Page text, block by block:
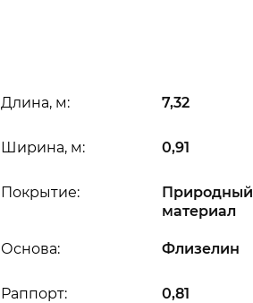
Длина, м: 7,32
Ширина, м: 0,91
Раппорт: 0,81
Основа: Флизелин
Покрытие:
Природный
материал